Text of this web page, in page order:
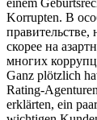
Korrupten. В
скорее на
многих
Ganz plötzlich
Rating-
erklärten, ein